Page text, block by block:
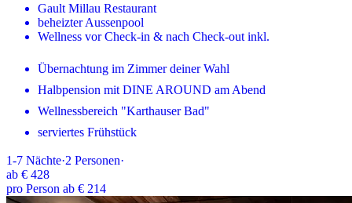
Gault Millau Restaurant
beheizter Aussenpool
Wellness vor Check-in & nach Check-out inkl.
Übernachtung im Zimmer deiner Wahl
Halbpension mit DINE AROUND am Abend
Wellnessbereich "Karthauser Bad"
serviertes Frühstück
1-7 Nächte·2 Personen·
ab € 428
pro Person ab € 214